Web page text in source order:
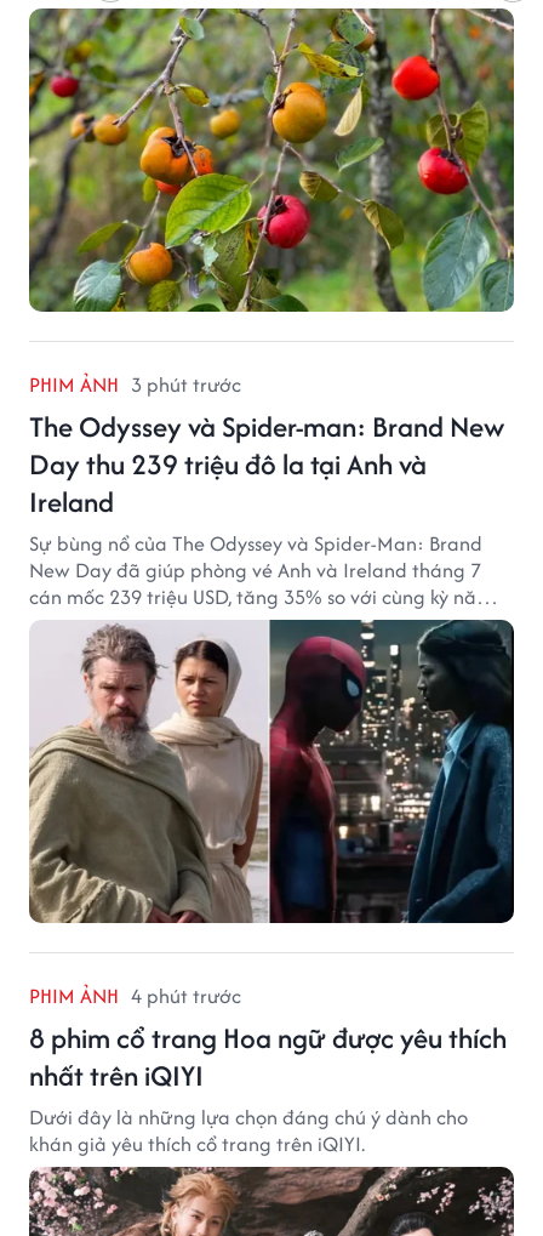
PHIM ẢNH 3 phút trước
The Odyssey và Spider-man: Brand New
Day thu 239 triệu đô la tại Anh và
Ireland
Sự bùng nổ của The Odyssey và Spider-Man: Brand
New Day đã giúp phòng vé Anh và Ireland tháng 7
cán mốc 239 triệu USD, tăng 35% so với cùng kỳ năm
ngoái.
PHIM ẢNH 4 phút trước
8 phim cổ trang Hoa ngữ được yêu thích
nhất trên iQIYI
Dưới đây là những lựa chọn đáng chú ý dành cho
khán giả yêu thích cổ trang trên iQIYI.